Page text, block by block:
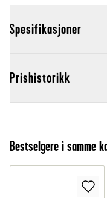
Spesifikasjoner
Prishistorikk
Bestselgere i samme